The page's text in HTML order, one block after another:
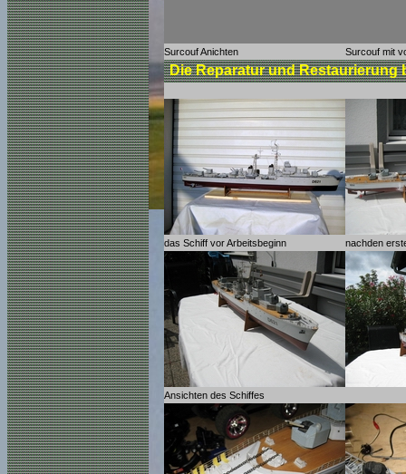
Surcouf Anichten Surcouf mit
Die Reparatur und Restaurierung
das Schiff vor Arbeitsbeginn nachden
Ansichten des Schiffes